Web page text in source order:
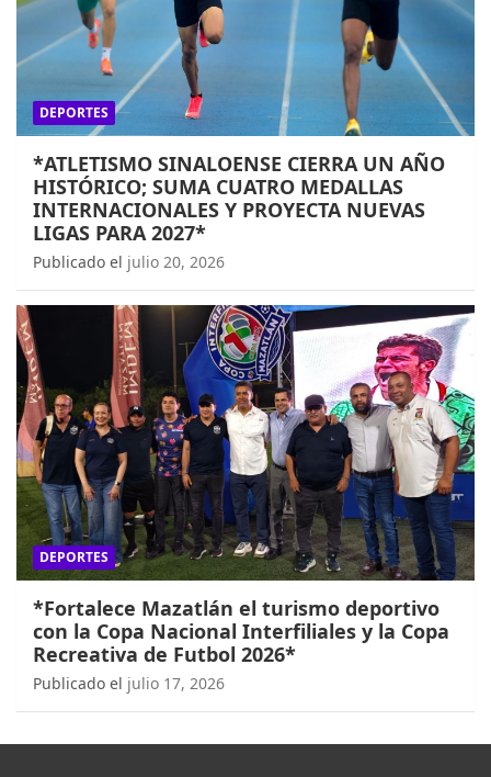
DEPORTES
*ATLETISMO SINALOENSE CIERRA UN AÑO
HISTÓRICO; SUMA CUATRO MEDALLAS
INTERNACIONALES Y PROYECTA NUEVAS
LIGAS PARA 2027*
Publicado el julio 20, 2026
DEPORTES
*Fortalece Mazatlán el turismo deportivo
con la Copa Nacional Interfiliales y la Copa
Recreativa de Futbol 2026*
Publicado el julio 17, 2026